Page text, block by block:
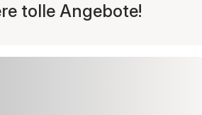
tolle Angebote!